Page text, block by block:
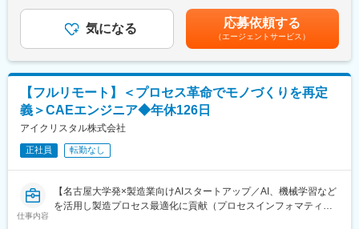
マティクス（PI）で、カンや試行錯誤に頼る開発から、データ駆
動のスマートなプロセスへ。わずかな実データからデジタルツイ
ンを作り、仮想実験で最適条件を瞬時に導きます。
結果、開発期間は短縮、さらに高品質な製品開発に繋げることが
できます。
■差別化ポイント
仲間はAIエンジニアや大手企業出身者など多彩なメンバーで、資
金調達も完了し、業界のトップランナーとして走り続けていま
す。
国家プロジェクトや大手企業との共同研究も進行中で、日本のも
で最適化し、顧客の製品の品質向上やスピード向上、不良率の低
減などに貢献します。
・製造現場のエンジニアとコミュニケーション機会も豊富です。
現場の方から情報を引き出すためコミュニケーション力や課題を
抽出し整理する力が身につきます。
■中途入社者からの声
「前職の経験を活かしながら新しい技術に挑戦できる」「役員と
もフラットに議論できる環境」「自社開発の教育システムで学び
ながらスピード成長」「国家プロジェクトや大手企業との共同研
■フルリモート勤務
給与改定：年2回（１月、７月）■賞与：年2回（3月、9月）賃金
はあくまでも目安の金額であり、選考を通じて上下する可能性が
あります。月給(月額)は固定手当を含めた表記です。
気になる 応募依頼する
（エージェントサービス）
【フルリモート】＜プロセス革命でモノづくりを再定
義＞CAEエンジニア◆年休126日
アイクリスタル株式会社
正社員 転勤なし
仕事内容
【名古屋大学発×製造業向けAIスタートアップ／AI、機械学習など
を活用し製造プロセス最適化に貢献（プロセスインフォマティク